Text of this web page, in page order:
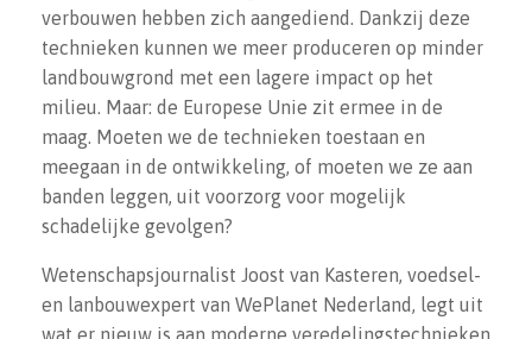
verbouwen hebben zich aangediend. Dankzij deze
technieken kunnen we meer produceren op minder
landbouwgrond met een lagere impact op het
milieu. Maar: de Europese Unie zit ermee in de
maag. Moeten we de technieken toestaan en
meegaan in de ontwikkeling, of moeten we ze aan
banden leggen, uit voorzorg voor mogelijk
schadelijke gevolgen?
Wetenschapsjournalist Joost van Kasteren, voedsel-
en lanbouwexpert van WePlanet Nederland, legt uit
wat er nieuw is aan moderne veredelingstechnieken